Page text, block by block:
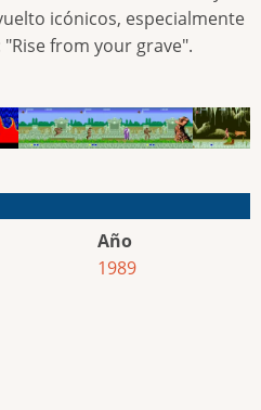
icónicos, especialmente
from your grave".
Año
1989